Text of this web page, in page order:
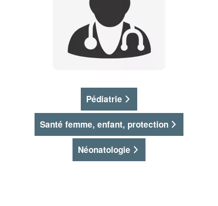
Pédiatrie
Santé femme, enfant, protection
Néonatologie